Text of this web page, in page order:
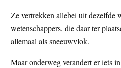
Ze vertrekken allebei uit dezelfde
wetenschappers, die daar ter
allemaal als sneeuwvlok.
Maar onderweg verandert er iets